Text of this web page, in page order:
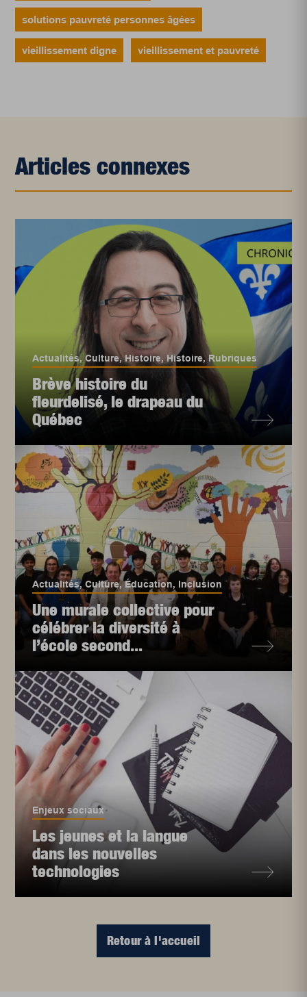
solutions pauvreté personnes âgées
vieillissement digne vieillissement et pauvreté
Articles connexes
Actualités,Culture,Histoire,Histoire,Rubriques
Brève histoire du
fleurdelisé, le drapeau du
Québec
Actualités,Culture,Éducation, Inclusion
Une murale collective pour
célébrer la diversité à
l’école second...
Enjeux sociaux
Les jeunes et la langue
dans les nouvelles
technologies
Retour à l'accueil